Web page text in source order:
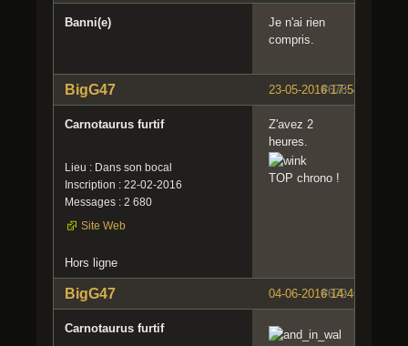
Banni(e)
Je n'ai rien
compris.
#678
23-05-2016 17:54:44
BigG47
Carnotaurus furtif
Lieu : Dans son bocal
Inscription : 22-02-2016
Messages : 2 680
Site Web
Z'avez 2
heures.
TOP chrono !
Hors ligne
#679
04-06-2016 14:46:46
BigG47
Carnotaurus furtif